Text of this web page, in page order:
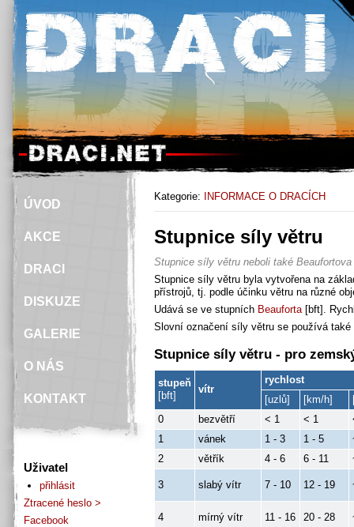
Kategorie: INFORMACE O DRACÍCH
Stupnice síly větru
Stupnice síly větru neboli také
Stupnice síly větru byla vytvořena na
přístrojů, tj. podle účinku větru na různé
Udává se ve stupních Beauforta[bft].
Slovní označení síly větru se používá také
Stupnice síly větru - pro
stupeň
[bft]
vítr
rychlost
[uzlů]
[km/h]
0
bezvětří < 1 < 1
1
vánek 1 - 3 1 - 5
2
větřík 4 - 6 6 - 11
3 slabý vítr 7 - 10 12 - 19
4 mírný vítr 11 - 16 20 - 28
ÚVOD
AKCE
DRACI
DISKUZE
GALERIE
O NÁS
KONTAKT
Uživatel
přihlásit
Ztracené heslo >
Facebook